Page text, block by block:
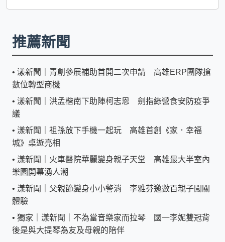
推薦新聞
• 漾新聞｜青創參展補助首開二次申請 高雄ERP團隊搶
數位轉型商機
• 漾新聞｜洪孟楷南下助陣柯志恩 劍指綠營食安防疫爭
議
• 漾新聞｜祖孫放下手機一起玩 高雄首創《家．幸福
城》桌遊亮相
• 漾新聞｜火車醫院華麗變身親子天堂 高雄最大半室內
樂園開幕湧人潮
• 漾新聞｜父親節變身小小警消 李雅芬邀數百親子闖關
體驗
• 獨家｜漾新聞｜不為當音樂家而拉琴 國一李妮雙冠背
後是與大提琴為友及母親的陪伴